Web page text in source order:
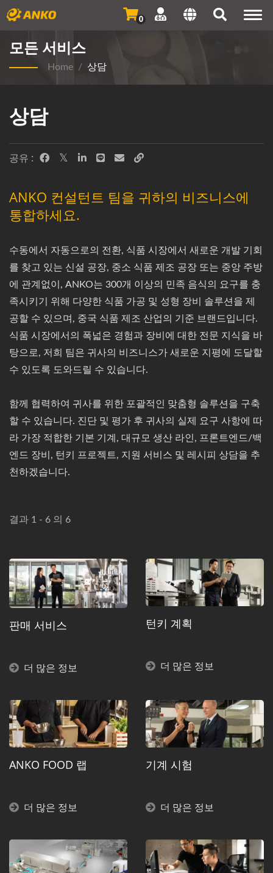
0
모든 서비스
Home / 상담
상담
공유 :
ANKO 컨설턴트 팀을 귀하의 비즈니스에
통합하세요.
수동에서 자동으로의 전환, 식품 시장에서 새로운 개발 기회
를 찾고 있는 신설 공장, 중소 식품 제조 공장 또는 중앙 주방
에 관계없이, ANKO는 300개 이상의 민족 음식의 요구를 충
족시키기 위해 다양한 식품 가공 및 성형 장비 솔루션을 제
공할 수 있으며, 중국 식품 제조 산업의 기준 브랜드입니다.
식품 시장에서의 폭넓은 경험과 장비에 대한 전문 지식을 바
탕으로, 저희 팀은 귀사의 비즈니스가 새로운 지평에 도달할
수 있도록 도와드릴 수 있습니다.
함께 협력하여 귀사를 위한 포괄적인 맞춤형 솔루션을 구축
할 수 있습니다. 진단 및 평가 후 귀사의 실제 요구 사항에 따
라 가장 적합한 기본 기계, 대규모 생산 라인, 프론트엔드/백
엔드 장비, 턴키 프로젝트, 지원 서비스 및 레시피 상담을 추
천하겠습니다.
결과 1 - 6 의 6
판매 서비스
더 많은 정보
턴키 계획
더 많은 정보
ANKO FOOD 랩
더 많은 정보
기계 시험
더 많은 정보